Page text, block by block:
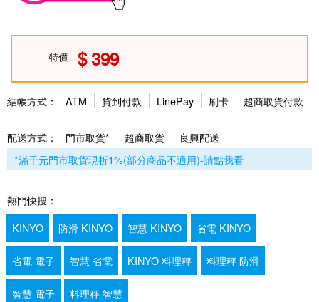
特價 399
結帳方式： ATM 貨到付款 LinePay 刷卡 超商取貨付款
配送方式： 門市取貨* 超商取貨
良興配送
*滿千元門市取貨現折1%(部分商品不適用)-請點我看
熱門快搜：
KINYO
防滑 KINYO 智慧 KINYO 省電 KINYO
省電 電子 智慧 省電 KINYO 料理秤 料理秤 防滑
智慧 電子 料理秤 智慧